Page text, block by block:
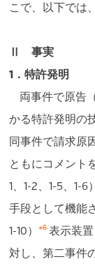
こで、以下では
Ⅱ 事実
1．特許発明
両事件で原告
かる特許発明の
同事件で請求原
ともにコメント
1、1-2、1-5、1-6
手段として機能
1-10）※6 表示装
対し、第二事件